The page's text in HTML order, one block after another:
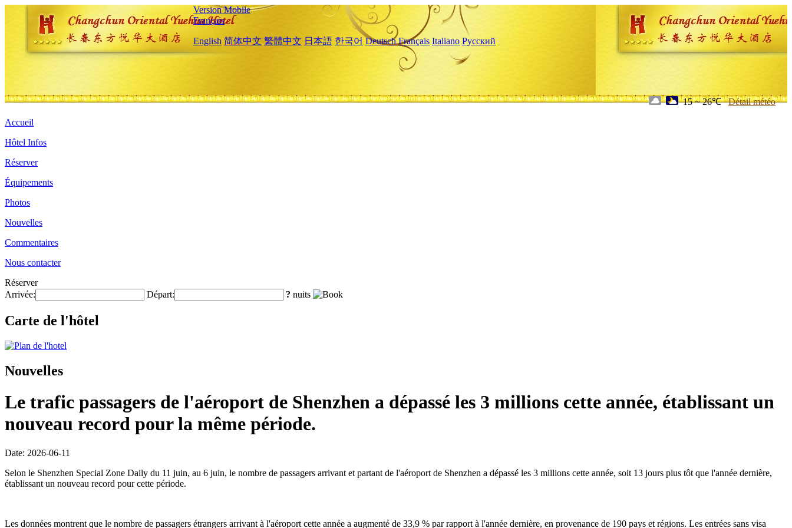
Version Mobile
Français
English 简体中文 繁體中文 日本語 한국어 Deutsch Français Italiano Русский
15 ~ 26℃ Détail météo
Accueil
Hôtel Infos
Réserver
Équipements
Photos
Nouvelles
Commentaires
Nous contacter
Réserver
Arrivée:
Départ: ? nuits
Carte de l'hôtel
Nouvelles
Le trafic passagers de l'aéroport de Shenzhen a dépassé les 3 millions cette année, établissant un
nouveau record pour la même période.
Date: 2026-06-11
Selon le Shenzhen Special Zone Daily du 11 juin, au 6 juin, le nombre de passagers arrivant et partant de l'aéroport de Shenzhen a dépassé les 3 millions cette année, soit 13 jours plus tôt que l'année dernière,
établissant un nouveau record pour cette période.
Les données montrent que le nombre de passagers étrangers arrivant à l'aéroport cette année a augmenté de 33,9 % par rapport à l'année dernière, en provenance de 190 pays et régions. Les entrées sans visa